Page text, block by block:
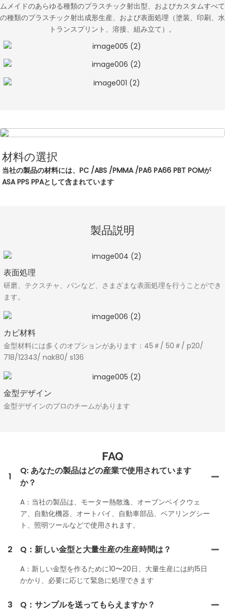
ムメイドのあらゆる種類のプラスチック射出型、およびカスタムすべて
の種類のプラスチック射出成形生産、および表面処理（塗装、印刷、水
トランスプリント、溶接、組み立て）。
材料の選択
当社の製品の材料には、PC /ABS /PMMA /PA6 PA66 PBT POMが
ASA PPS PPAとして含まれています
製品説明
表面処理
研磨、テクスチャ、パンなど、さまざまな表面処理を行うことができ
ます。
カビ材料
金型材料には多くのオプションがあります：45＃/ 50＃/ p20/
718/12343/ nak80/ s136
金型デザイン
金型デザインのプロのチームがあります
FAQ
1
Q: あなたの製品はどの産業で使用されています
か？
A：当社の製品は、モーター熱散逸、オーブンベイクウェ
ア、自動化機器、オートバイ、自動車部品、ベアリングシー
ト、照明ツールなどで使用されます。
2 Q：新しい金型と大量生産の生産時間は？
A：新しい金型を作るために10〜20日、大量生産には約15日
かかり、必要に応じて緊急に処理できます
3 Q：サンプルを送ってもらえますか？